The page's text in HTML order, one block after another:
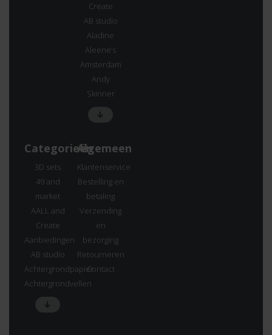
Create
AB studio
Aladine
Aleene’s
Amsterdam
Andy
Skinner
Categorieën
3D sets
49 and
market
AALL and
Create
Aanbiedingen
AB studio
Achtergrondpapier
Achtergrondvellen
Algemeen
Klantenservice
Bestelling en
betaling
Verzending
en
bezorging
Retourneren
Contact